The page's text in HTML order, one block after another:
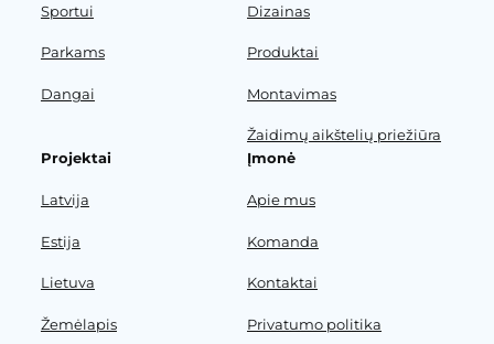
Sportui
Parkams
Dangai
Dizainas
Produktai
Montavimas
Žaidimų aikštelių priežiūra
Projektai
Latvija
Estija
Lietuva
Žemėlapis
Įmonė
Apie mus
Komanda
Kontaktai
Privatumo politika